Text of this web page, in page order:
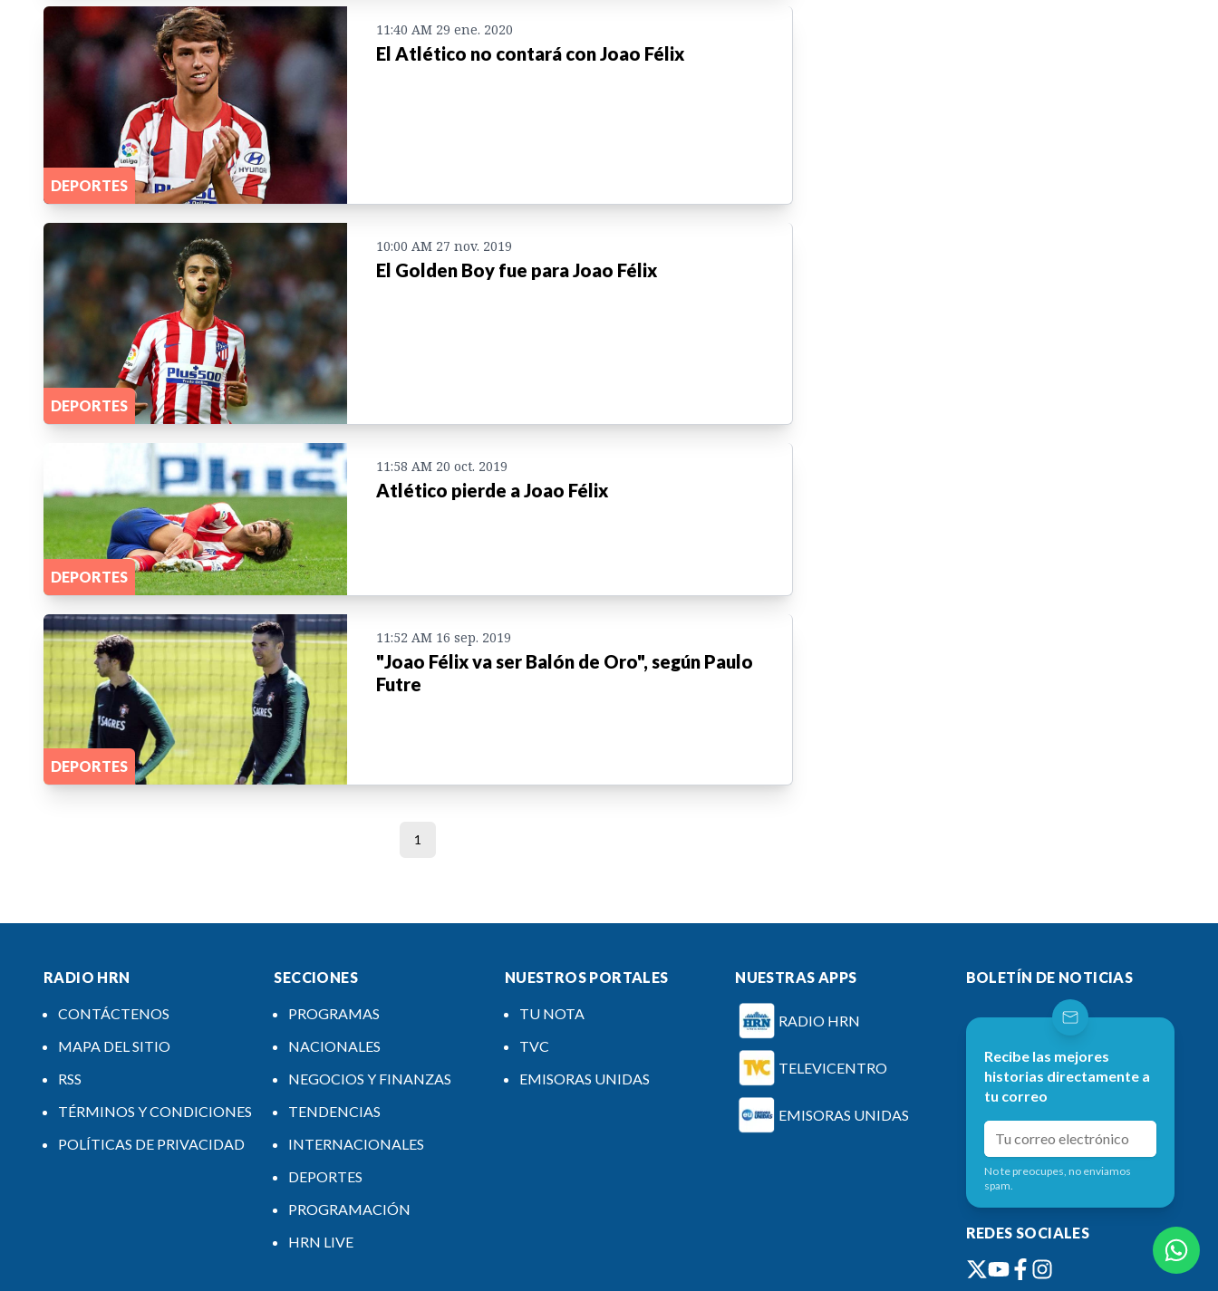
DEPORTES
11:40 AM 29 ene. 2020
El Atlético no contará con Joao Félix
DEPORTES
10:00 AM 27 nov. 2019
El Golden Boy fue para Joao Félix
DEPORTES
11:58 AM 20 oct. 2019
Atlético pierde a Joao Félix
DEPORTES
11:52 AM 16 sep. 2019
"Joao Félix va ser Balón de Oro", según Paulo
Futre
1
RADIO HRN
CONTÁCTENOS
MAPA DEL SITIO
RSS
TÉRMINOS Y CONDICIONES
POLÍTICAS DE PRIVACIDAD
SECCIONES
PROGRAMAS
NACIONALES
NEGOCIOS Y FINANZAS
TENDENCIAS
INTERNACIONALES
DEPORTES
PROGRAMACIÓN
HRN LIVE
NUESTROS PORTALES
TU NOTA
TVC
EMISORAS UNIDAS
NUESTRAS APPS
RADIO HRN
TELEVICENTRO
EMISORAS UNIDAS
BOLETÍN DE NOTICIAS
Recibe las mejores
historias directamente a
tu correo
No te preocupes, no enviamos
spam.
REDES SOCIALES